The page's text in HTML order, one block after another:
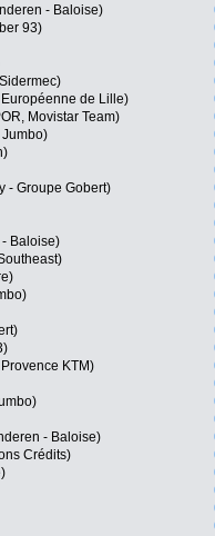
- Baloise)
93)
de Lille)
Movistar Team)
- Groupe Gobert)
Baloise)
KTM)
- Baloise)
Crédits)